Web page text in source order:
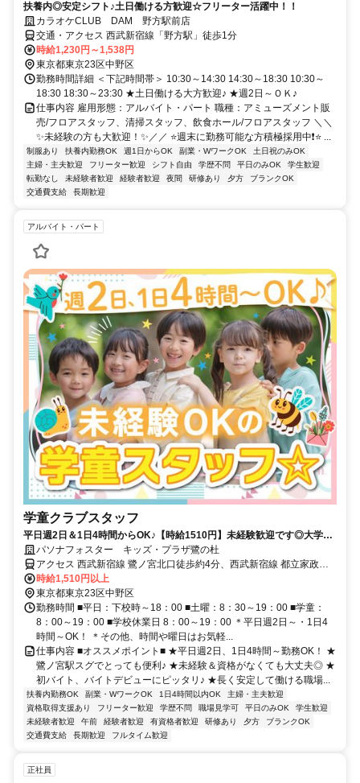
扶養内◎安定シフト♪土日働ける方歓迎☆フリーター活躍中！！
カラオケCLUB DAM 野方駅前店
交通・アクセス 西武新宿線「野方駅」徒歩1分
時給1,230円～1,538円
東京都東京23区中野区
勤務時間詳細 ＜下記時間帯＞ 10:30～14:30 14:30～18:30 10:30～
18:30 18:30～23:30 ★土日働ける大方歓迎♪ ★週2日～ＯＫ♪
仕事内容 雇用形態：アルバイト・パート 職種：アミューズメント販
売/フロアスタッフ、清掃スタッフ、飲食ホール/フロアスタッフ ＼＼
✨未経験の方も大歓迎！✨／／ ⭐週末に勤務可能な方積極採用中❗⭐ ...
制服あり 扶養内勤務OK 週1日からOK 副業・WワークOK
土日祝のみOK
主婦・主夫歓迎
フリーター歓迎 シフト自由 学歴不問 平日のみOK
学生歓迎
転勤なし
未経験者歓迎 経験者歓迎 夜間 研修あり 夕方
ブランクOK
交通費支給
長期歓迎
アルバイト・パート
学童クラブスタッフ
平日週2日＆1日4時間からOK♪【時給1510円】未経験歓迎です◎大学
生・主婦さんも活躍中☆
パソナフォスター キッズ・プラザ鷺の杜
アクセス 西武新宿線 鷺ノ宮北口徒歩約4分、西武新宿線 都立家政北
口徒歩約10分、西武新宿線 下井草北口徒歩約15分 西武新宿線「鷺ノ
宮」より徒歩6分
時給1,510円以上
東京都東京23区中野区
勤務時間 ■平日：下校時～18：00 ■土曜：8：30～19：00 ■学童：
8：00～19：00 ■学校休業日 8：00～19：00 ＊平日週2日～・1日4
時間～OK！ ＊その他、時間や曜日はお気軽...
仕事内容 ■オススメポイント■ ★平日週2日、1日4時間～勤務OK！ ★
鷺ノ宮駅スグでとっても便利♪ ★未経験＆資格がなくても大丈夫◎ ★
初バイト、バイトデビューにピッタリ♪ ★長く安定して働ける職場...
扶養内勤務OK 副業・WワークOK 1日4時間以内OK
主婦・主夫歓迎
資格取得支援あり
フリーター歓迎 学歴不問 職場見学可 平日のみOK
学生歓迎
未経験者歓迎
午前 経験者歓迎 有資格者歓迎 研修あり 夕方
ブランクOK
交通費支給
長期歓迎 フルタイム歓迎
正社員